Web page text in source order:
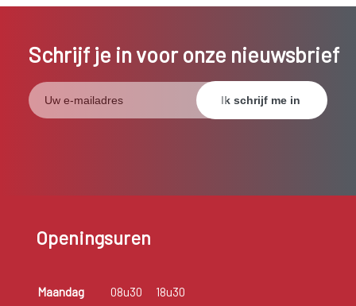
Schrijf je in voor onze nieuwsbrief
Openingsuren
Maandag 08u30
18u30